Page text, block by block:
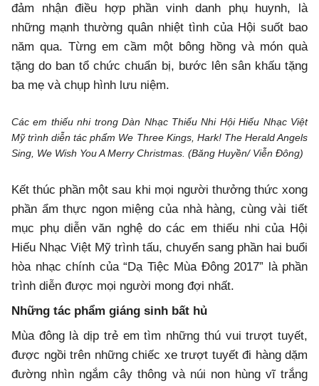
đảm nhận điều hợp phần vinh danh phụ huynh, là
những mạnh thường quân nhiệt tình của Hội suốt bao
năm qua. Từng em cầm một bông hồng và món quà
tặng do ban tổ chức chuẩn bị, bước lên sân khấu tặng
ba mẹ và chụp hình lưu niệm.
Các em thiếu nhi trong Dàn Nhạc Thiếu Nhi Hội Hiếu Nhạc Việt
Mỹ trình diễn tác phẩm We Three Kings, Hark! The Herald Angels
Sing, We Wish You A Merry Christmas. (Băng Huyền/ Viễn Đông)
Kết thúc phần một sau khi mọi người thưởng thức xong
phần ẩm thực ngon miệng của nhà hàng, cùng vài tiết
mục phụ diễn văn nghệ do các em thiếu nhi của Hội
Hiếu Nhạc Việt Mỹ trình tấu, chuyển sang phần hai buổi
hòa nhạc chính của “Dạ Tiệc Mùa Đông 2017” là phần
trình diễn được mọi người mong đợi nhất.
Những tác phẩm giáng sinh bất hủ
Mùa đông là dịp trẻ em tìm những thú vui trượt tuyết,
được ngồi trên những chiếc xe trượt tuyết đi hàng dặm
đường nhìn ngắm cây thông và núi non hùng vĩ trắng